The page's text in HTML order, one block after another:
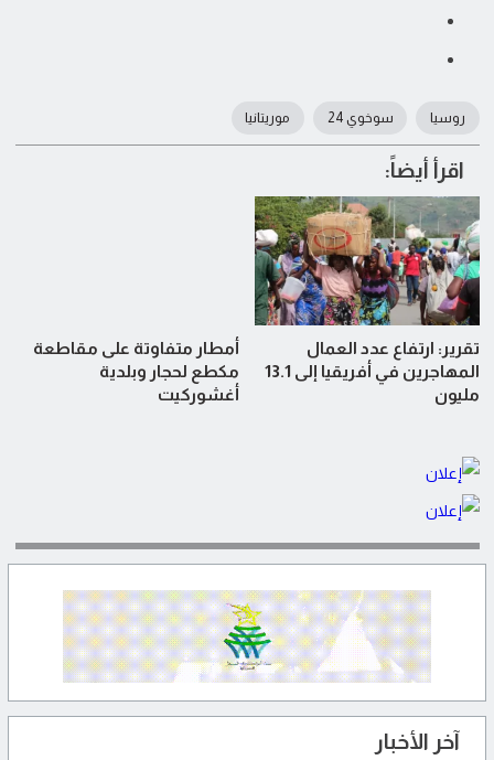
روسيا سوخوي 24 موريتانيا
اقرأ أيضاً:
تقرير: ارتفاع عدد العمال
المهاجرين في أفريقيا إلى 13.1
مليون
أمطار متفاوتة على مقاطعة
مكطع لحجار وبلدية
أغشوركيت
آخر الأخبار